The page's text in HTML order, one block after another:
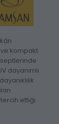
ve kompakt
dayanımlı
ettiği